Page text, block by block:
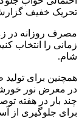
تحریک خفیف
مصرف روزانه در
زمانی را انتخاب
شام.
در معرض نور
چند بار در هفته
برای جلوگیری از